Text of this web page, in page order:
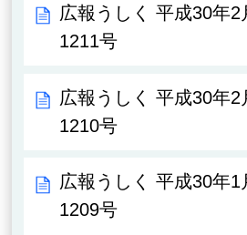
広報うしく 平成30年2
1211号
広報うしく 平成30年2
1210号
広報うしく 平成30年1
1209号